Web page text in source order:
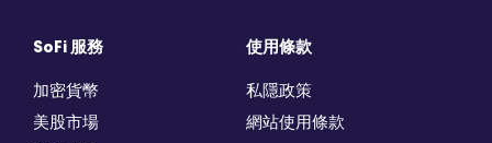
SoFi 服務
加密貨幣
美股市場
使用條款
私隱政策
網站使用條款